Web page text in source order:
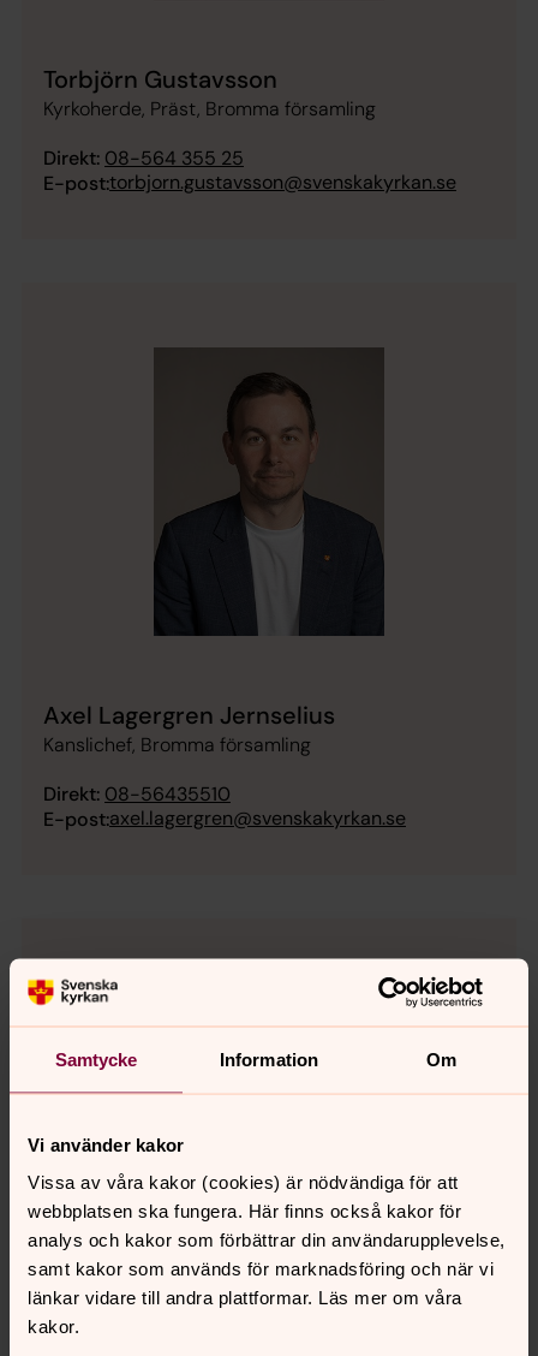
Samtycke Information Om
Vi använder kakor
Vissa av våra kakor (cookies) är nödvändiga för att
webbplatsen ska fungera. Här finns också kakor för
analys och kakor som förbättrar din användarupplevelse,
samt kakor som används för marknadsföring och när vi
länkar vidare till andra plattformar. Läs mer om våra
kakor.
Torbjörn Gustavsson
Kyrkoherde, Präst, Bromma församling
Direkt: 08-564 355 25
E-post:torbjorn.gustavsson@svenskakyrkan.se
Axel Lagergren Jernselius
Kanslichef, Bromma församling
Direkt: 08-56435510
E-post:axel.lagergren@svenskakyrkan.se